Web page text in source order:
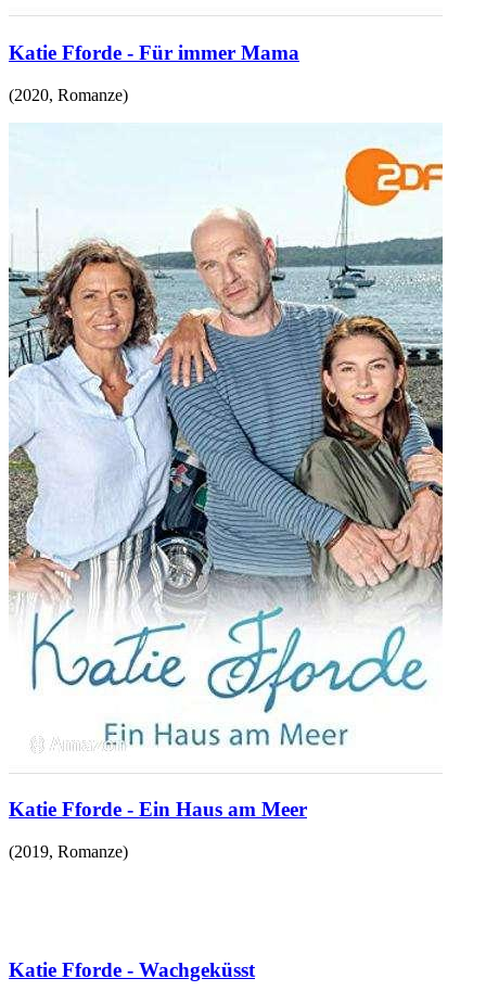
Katie Fforde - Für immer Mama
(2020, Romanze)
Katie Fforde - Ein Haus am Meer
(2019, Romanze)
Katie Fforde - Wachgeküsst